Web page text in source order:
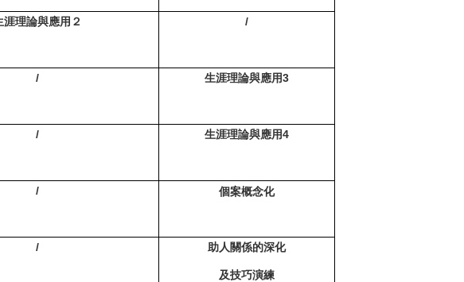
涯理論與應用２ /
/ 生涯理論與應用3
/ 生涯理論與應用4
/ 個案概念化
/ 助人關係的深化
及技巧演練